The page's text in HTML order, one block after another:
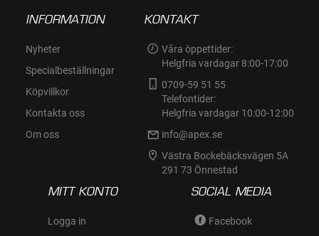
INFORMATION
Nyheter
Specialbeställningar
Köpvillkor
Kontakta oss
Om oss
KONTAKT
Våra öppettider:
Helgfria vardagar 8:00-17:00
0709-59 51 55
Telefontider:
Helgfria vardagar 10:00-12:00
info@apex.se
Västra Bockebäcksvägen 5A
291 73 Önnestad
MITT KONTO
Logga in
SOCIAL MEDIA
Facebook